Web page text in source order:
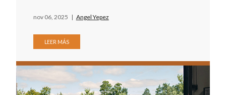
nov 06, 2025 | Angel Yepez
LEER MÁS